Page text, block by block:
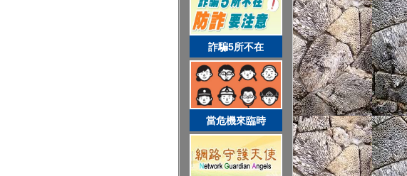
網路守護天使
校務系統
詐騙5所不在
當危機來臨時